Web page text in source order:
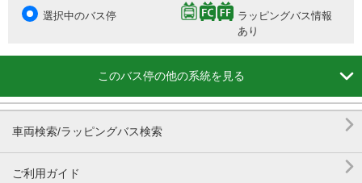
選択中のバス停
ラッピングバス情報
あり
このバス停の他の系統を見る 
車両検索/ラッピングバス検索 
ご利用ガイド 